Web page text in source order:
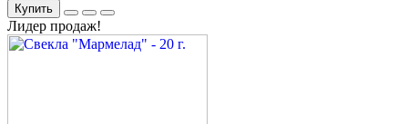
Купить
Лидер продаж!